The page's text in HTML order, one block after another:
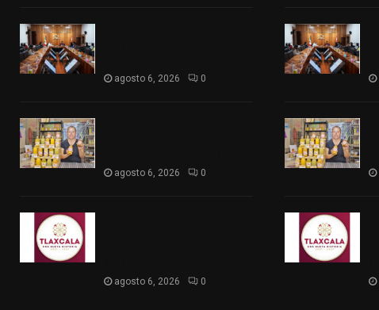
agosto 6, 2026 0
agosto 6, 2026 0
agosto 6, 2026 0